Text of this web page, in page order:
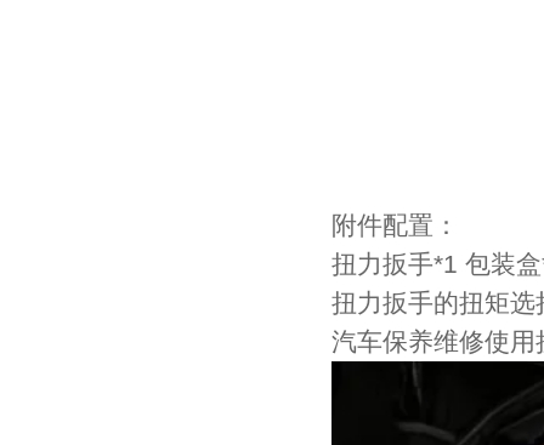
附件配置：
扭力扳手*1 包装盒
扭力扳手的扭矩
汽车保养维修使用